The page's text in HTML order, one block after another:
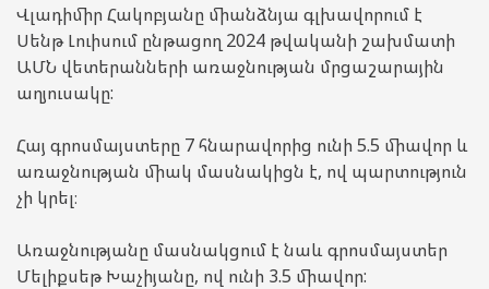
Վլադիմիր Հակոբյանը միանձնյա գլխավորում է
Սենթ Լուիսում ընթացող 2024 թվականի շախմատի
ԱՄՆ վետերանների առաջնության մրցաշարային
աղյուսակը:
Հայ գրոսմայստերը 7 հնարավորից ունի 5.5 միավոր և
առաջնության միակ մասնակիցն է, ով պարտություն
չի կրել։
Առաջնությանը մասնակցում է նաև գրոսմայստեր
Մելիքսեթ Խաչիյանը, ով ունի 3.5 միավոր: